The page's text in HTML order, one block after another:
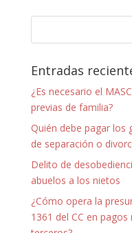
Entradas
¿Es necesario el
previas de familia?
Quién debe pagar los
de separación o
Delito de
abuelos a los nietos
¿Cómo opera la
1361 del CC en